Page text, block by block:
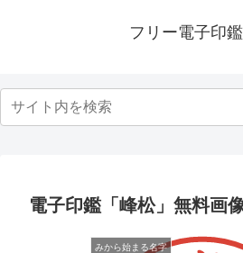
フリー電子印
電子印鑑「峰松」無料画
みから始まる名字